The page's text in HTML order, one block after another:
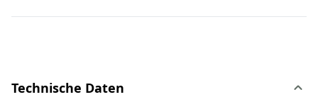
Technische Daten